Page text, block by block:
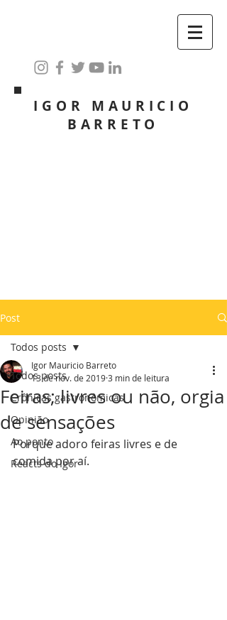
IGOR MAURICIO
BARRETO
Post
Todos posts
Crônicas gastronômicas
Opinião
Ao ponto
Reacts do Igor
Todos posts
Feiras; livres ou não, orgia
de sensações
Igor Mauricio Barreto
13 de nov. de 20193 min de leitura
Porque adoro feiras livres e de
comida por aí.